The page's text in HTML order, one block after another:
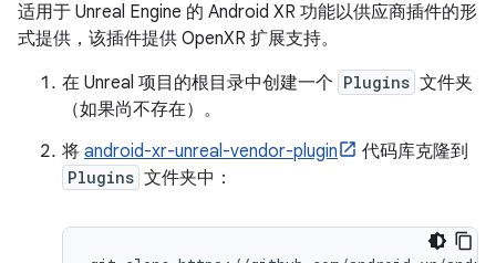
适用于 Unreal Engine 的 Android XR 功能以供应商插件的形
式提供，该插件提供 OpenXR 扩展支持。
在 Unreal 项目的根目录中创建一个 Plugins 文件夹
（如果尚不存在）。
将 android-xr-unreal-vendor-plugin 代码库克隆到
Plugins 文件夹中：